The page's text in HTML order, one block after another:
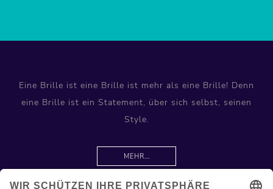
Eine Brille ist eine Brille ist mehr als eine Brille! Denn
eine Brille ist ein Statement, über sich selbst, seinen
Style.
MEHR...